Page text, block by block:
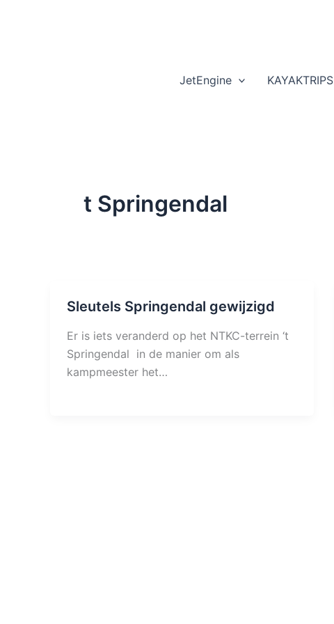
JetEngine KAYAKTRIPS
t Springendal
Sleutels Springendal gewijzigd
Er is iets veranderd op het NTKC-terrein ‘t
Springendal in de manier om als
kampmeester het…